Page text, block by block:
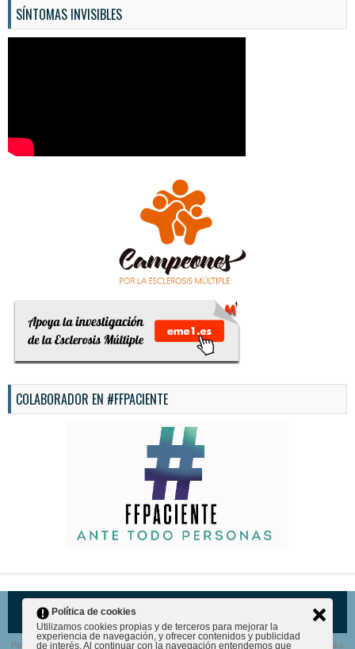
SÍNTOMAS INVISIBLES
COLABORADOR EN #FFPACIENTE
© 2026
Powered byWordPress| Theme Designed by:http://www.hcgshotsuss.com/
| Thanks
Política de cookies
Utilizamos cookies propias y de terceros para mejorar la
experiencia de navegación, y ofrecer contenidos y publicidad
de interés. Al continuar con la navegación entendemos que